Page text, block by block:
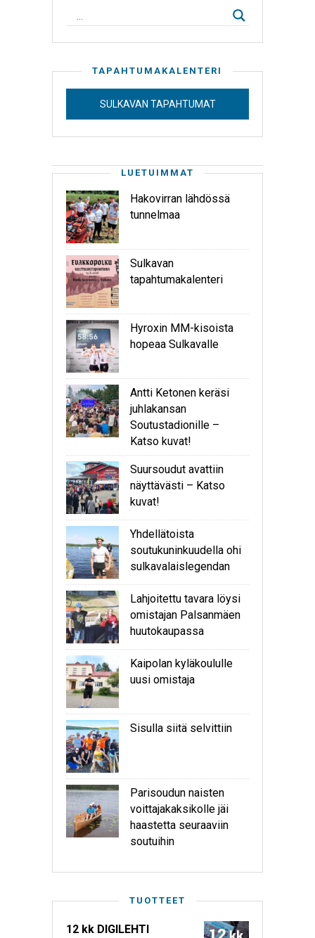
TAPAHTUMAKALENTERI
SULKAVAN TAPAHTUMAT
LUETUIMMAT
Hakovirran lähdössä
tunnelmaa
Sulkavan
tapahtumakalenteri
Hyroxin MM-kisoista
hopeaa Sulkavalle
Antti Ketonen keräsi
juhlakansan
Soutustadionille –
Katso kuvat!
Suursoudut avattiin
näyttävästi – Katso
kuvat!
Yhdellätoista
soutukuninkuudella ohi
sulkavalaislegendan
Lahjoitettu tavara löysi
omistajan Palsanmäen
huutokaupassa
Kaipolan kyläkoululle
uusi omistaja
Sisulla siitä selvittiin
Parisoudun naisten
voittajakaksikolle jäi
haastetta seuraaviin
soutuihin
TUOTTEET
12 kk DIGILEHTI